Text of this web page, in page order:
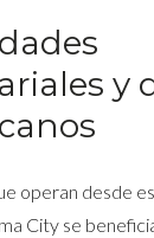
y
operan desde
City se